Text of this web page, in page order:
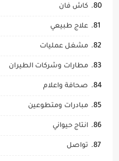
كاش فان
علاج طبيعي
مشغل عمليات
مطارات وشركات الطيران
صحافة واعلام
مبادرات ومتطوعين
انتاج حيواني
تواصل